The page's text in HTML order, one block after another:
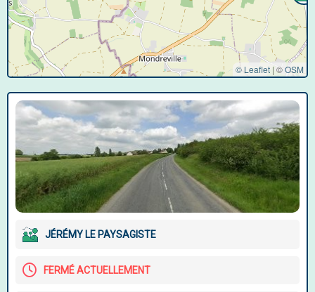
© Leaflet | ©OSM
JÉRÉMY LE PAYSAGISTE
FERMÉ ACTUELLEMENT